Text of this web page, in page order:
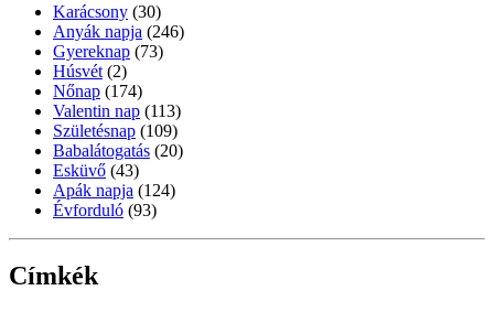
Karácsony (30)
Anyák napja (246)
Gyereknap (73)
Húsvét (2)
Nőnap (174)
Valentin nap (113)
Születésnap (109)
Babalátogatás (20)
Esküvő (43)
Apák napja (124)
Évforduló (93)
Címkék